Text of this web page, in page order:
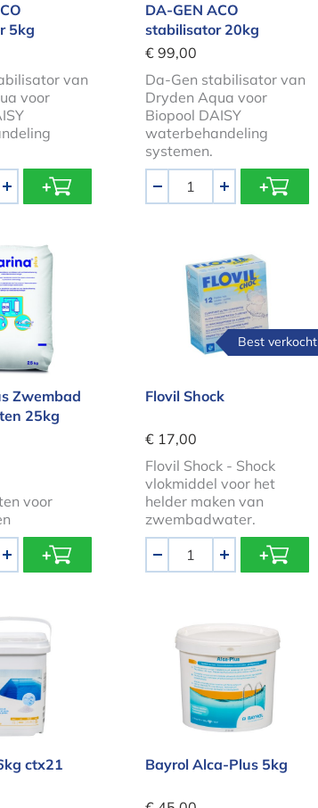
5kg
van
voor
+
DA-GEN ACO
stabilisator 20kg
€ 99,00
Da-Gen stabilisator van
Dryden Aqua voor
Biopool DAISY
waterbehandeling
systemen.
+
Plus Zwembad Zouttabletten 25kg
Zwembad
25kg
voor
+
Flovil Shock
Best verkocht
Flovil Shock
€ 17,00
Flovil Shock - Shock
vlokmiddel voor het
helder maken van
zwembadwater.
+
6kg ctx21
ctx21
Bayrol Alca-Plus 5kg
Bayrol Alca-Plus 5kg